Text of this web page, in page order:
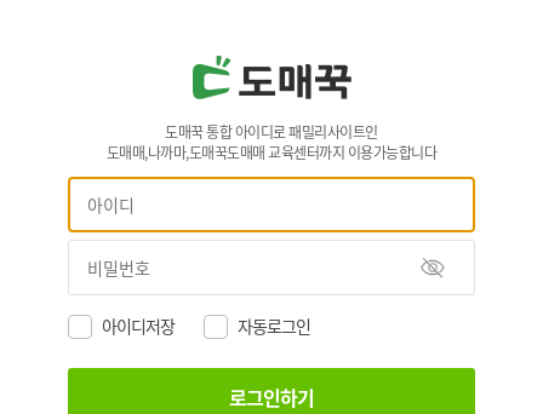
도매꾹 통합 아이디로 패밀리사이트인
도매매,나까마,도매꾹도매매 교육센터까지 이용가능합니다
아이디저장 자동로그인